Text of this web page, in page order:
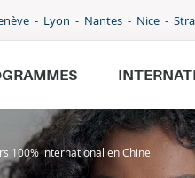
Lyon Nantes Nice
100% international en Chine